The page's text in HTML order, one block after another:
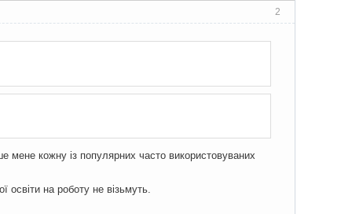
2
мене кожну із популярних часто використовуваних
освіти на роботу не візьмуть.